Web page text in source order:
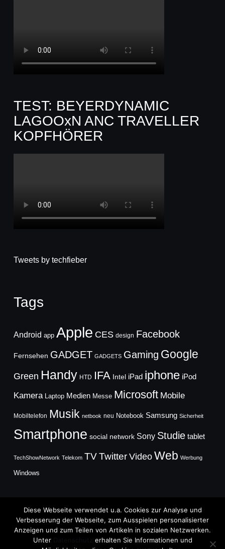
TEST: BEYERDYNAMIC
LAGOOxN ANC TRAVELLER
KOPFHÖRER
Tweets by techfieber
Tags
Android app Apple CES design Facebook
Fernsehen GADGET GADGETS Gaming Google
Green Handy HTD IFA Intel iPad iphone iPod
Kamera Laptop Medien Messe Microsoft Mobile
Mobiltelefon Musik netbook neu Notebook Samsung Sicherheit
Smartphone social network Sony Studie tablet
TechShowNetwork Telekom TVTwitter Video Web Werbung
Windows
Copyright © 2026
TechFieber Blog
Diese Webseite verwendet u.a. Cookies zur Analyse und
Verbesserung der Webseite, zum Ausspielen personalisierter
Anzeigen und zum Teilen von Artikeln in sozialen Netzwerken.
Unter
erhalten Sie Informationen und